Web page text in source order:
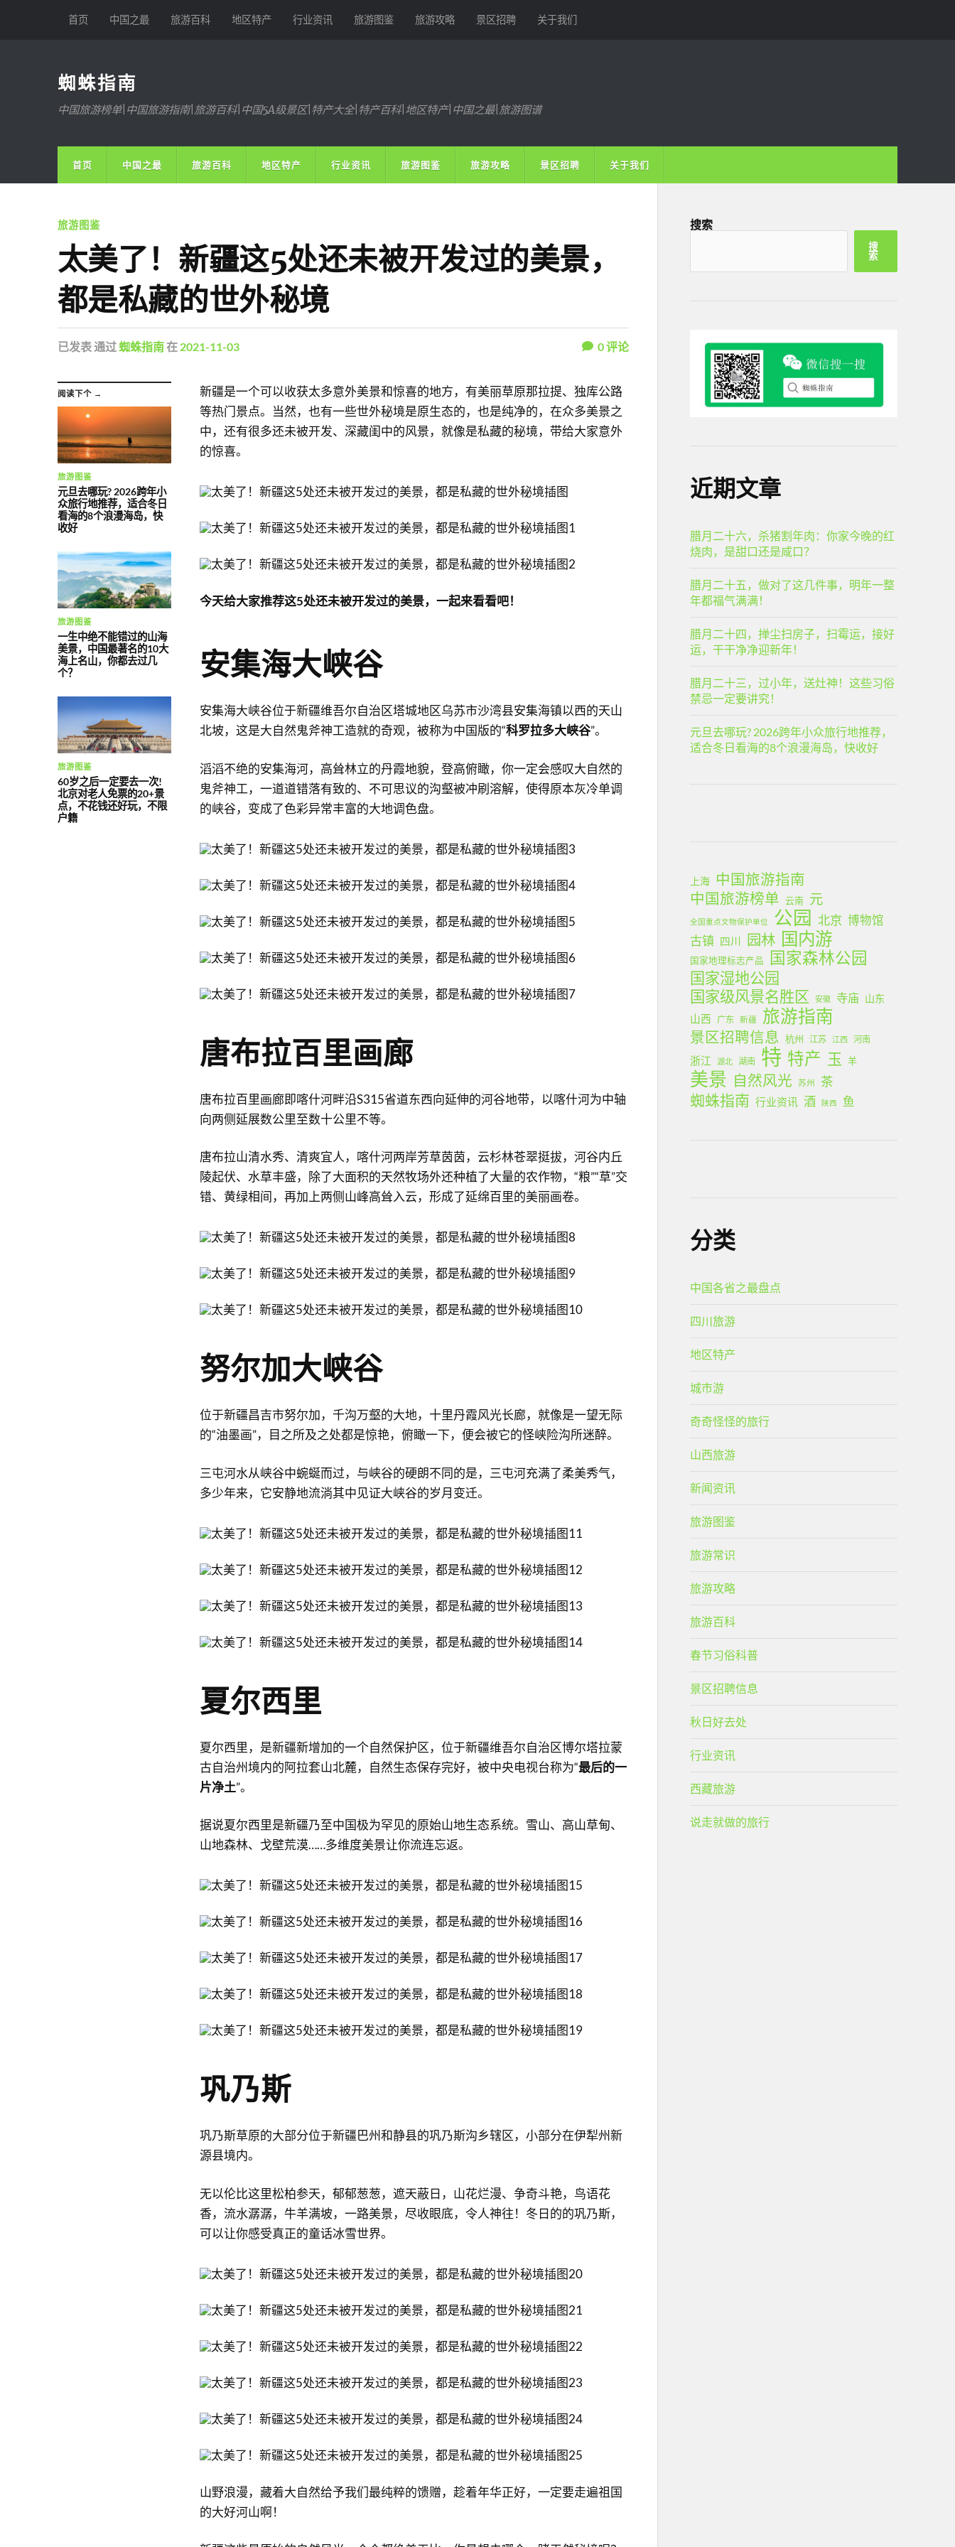
首页 中国之最 旅游百科 地区特产 行业资讯 旅游图鉴 旅游攻略 景区招聘 关于我们
蜘蛛指南
中国旅游榜单|中国旅游指南|旅游百科|中国5A级景区|特产大全|特产百科|地区特产|中国之最|旅游图谱
首页 中国之最 旅游百科 地区特产 行业资讯 旅游图鉴 旅游攻略 景区招聘 关于我们
旅游图鉴
太美了！新疆这5处还未被开发过的美景，
都是私藏的世外秘境
已发表通过蜘蛛指南在 2021-11-03 0评论
阅读下个 →
旅游图鉴
元旦去哪玩? 2026跨年小
众旅行地推荐，适合冬日
看海的8个浪漫海岛，快
收好
旅游图鉴
一生中绝不能错过的山海
美景，中国最著名的10大
海上名山，你都去过几
个？
旅游图鉴
60岁之后一定要去一次!
北京对老人免票的20+景
点，不花钱还好玩，不限
户籍
新疆是一个可以收获太多意外美景和惊喜的地方，有美丽草原那拉提、独库公路
等热门景点。当然，也有一些世外秘境是原生态的，也是纯净的，在众多美景之
中，还有很多还未被开发、深藏闺中的风景，就像是私藏的秘境，带给大家意外
的惊喜。
今天给大家推荐这5处还未被开发过的美景，一起来看看吧！
安集海大峡谷
安集海大峡谷位于新疆维吾尔自治区塔城地区乌苏市沙湾县安集海镇以西的天山
北坡，这是大自然鬼斧神工造就的奇观，被称为中国版的“科罗拉多大峡谷”。
滔滔不绝的安集海河，高耸林立的丹霞地貌，登高俯瞰，你一定会感叹大自然的
鬼斧神工，一道道错落有致的、不可思议的沟壑被冲刷溶解，使得原本灰冷单调
的峡谷，变成了色彩异常丰富的大地调色盘。
唐布拉百里画廊
唐布拉百里画廊即喀什河畔沿S315省道东西向延伸的河谷地带，以喀什河为中轴
向两侧延展数公里至数十公里不等。
唐布拉山清水秀、清爽宜人，喀什河两岸芳草茵茵，云杉林苍翠挺拔，河谷内丘
陵起伏、水草丰盛，除了大面积的天然牧场外还种植了大量的农作物，“粮”“草”交
错、黄绿相间，再加上两侧山峰高耸入云，形成了延绵百里的美丽画卷。
努尔加大峡谷
位于新疆昌吉市努尔加，千沟万壑的大地，十里丹霞风光长廊，就像是一望无际
的“油墨画”，目之所及之处都是惊艳，俯瞰一下，便会被它的怪峡险沟所迷醉。
三屯河水从峡谷中蜿蜒而过，与峡谷的硬朗不同的是，三屯河充满了柔美秀气，
多少年来，它安静地流淌其中见证大峡谷的岁月变迁。
夏尔西里
夏尔西里，是新疆新增加的一个自然保护区，位于新疆维吾尔自治区博尔塔拉蒙
古自治州境内的阿拉套山北麓，自然生态保存完好，被中央电视台称为“最后的一
片净土”。
据说夏尔西里是新疆乃至中国极为罕见的原始山地生态系统。雪山、高山草甸、
山地森林、戈壁荒漠……多维度美景让你流连忘返。
巩乃斯
巩乃斯草原的大部分位于新疆巴州和静县的巩乃斯沟乡辖区，小部分在伊犁州新
源县境内。
无以伦比这里松柏参天，郁郁葱葱，遮天蔽日，山花烂漫、争奇斗艳，鸟语花
香，流水潺潺，牛羊满坡，一路美景，尽收眼底，令人神往！冬日的的巩乃斯，
可以让你感受真正的童话冰雪世界。
山野浪漫，藏着大自然给予我们最纯粹的馈赠，趁着年华正好，一定要走遍祖国
的大好河山啊！
搜索
搜
索
近期文章
腊月二十六，杀猪割年肉：你家今晚的红
烧肉，是甜口还是咸口？
腊月二十五，做对了这几件事，明年一整
年都福气满满！
腊月二十四，掸尘扫房子，扫霉运，接好
运，干干净净迎新年！
腊月二十三，过小年，送灶神！这些习俗
禁忌一定要讲究！
元旦去哪玩? 2026跨年小众旅行地推荐，
适合冬日看海的8个浪漫海岛，快收好
上海
中国旅游指南
中国旅游榜单 云南 元
全国重点文物保护单位 公园 北京 博物馆
古镇 四川 园林 国内游
国家地理标志产品 国家森林公园
国家湿地公园
国家级风景名胜区
安徽 寺庙 山东
山西 广东 新疆 旅游指南
景区招聘信息 杭州 江苏 江西 河南
浙江 湖北 湖南 特 特产 玉 羊
美景 自然风光 苏州 茶
蜘蛛指南 行业资讯 酒 陕西 鱼
分类
中国各省之最盘点
四川旅游
地区特产
城市游
奇奇怪怪的旅行
山西旅游
新闻资讯
旅游图鉴
旅游常识
旅游攻略
旅游百科
春节习俗科普
景区招聘信息
秋日好去处
行业资讯
西藏旅游
说走就做的旅行